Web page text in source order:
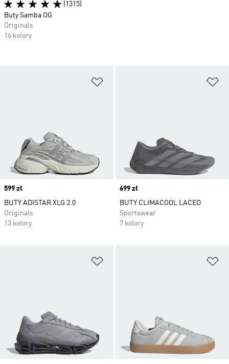
Price
599 zł
BUTY ADISTAR XLG 2.0
Originals
13 kolory
Price
699 zł
BUTY CLIMACOOL LACED
Sportswear
7 kolory
(1315)
Buty Samba OG
Originals
16 kolory